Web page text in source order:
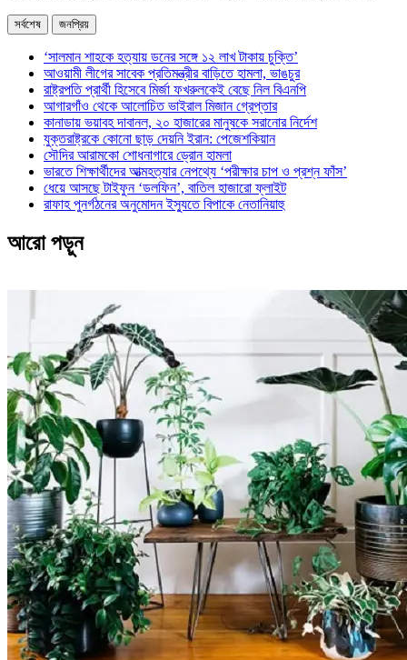
সর্বশেষ জনপ্রিয়
‘সালমান শাহকে হত্যায় ডনের সঙ্গে ১২ লাখ টাকায় চুক্তি’
আওয়ামী লীগের সাবেক প্রতিমন্ত্রীর বাড়িতে হামলা, ভাঙচুর
রাষ্ট্রপতি প্রার্থী হিসেবে মির্জা ফখরুলকেই বেছে নিল বিএনপি
আগারগাঁও থেকে আলোচিত ভাইরাল মিজান গ্রেপ্তার
কানাডায় ভয়াবহ দাবানল, ২০ হাজারের মানুষকে সরানোর নির্দেশ
যুক্তরাষ্ট্রকে কোনো ছাড় দেয়নি ইরান: পেজেশকিয়ান
সৌদির আরামকো শোধনাগারে ড্রোন হামলা
ভারতে শিক্ষার্থীদের আত্মহত্যার নেপথ্যে ‘পরীক্ষার চাপ ও প্রশ্ন ফাঁস’
ধেয়ে আসছে টাইফুন ‘ডলফিন’, বাতিল হাজারো ফ্লাইট
রাফাহ পুনর্গঠনের অনুমোদন ইস্যুতে বিপাকে নেতানিয়াহু
আরো পড়ুন